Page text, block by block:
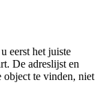
eerst het juiste
De adreslijst en
object te vinden, niet